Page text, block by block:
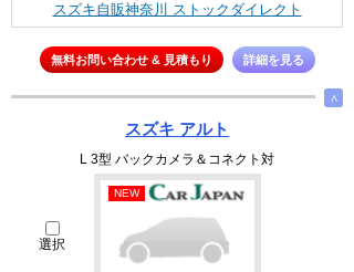
スズキ自販神奈川 ストックダイレクト
無料お問い合わせ & 見積もり 詳細を見る
∧
スズキ アルト
L 3型 バックカメラ＆コネクト対
選択
NEW